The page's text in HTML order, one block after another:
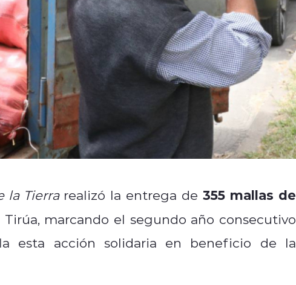
la Tierrarealizó la entrega de355 mallas de
marcando el segundo año consecutivo
esta acción solidaria en beneficio de la